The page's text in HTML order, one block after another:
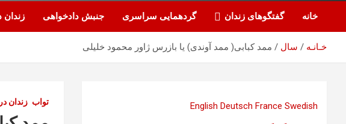
خانه گفتگوهای زندان گردهمایی سراسری جنبش دادخواهی زندان
خـانـه سال ممد کبابی( ممد آوندی) یا بازرس ژاور محمود خلیلی
تواب زندان English Deutsch France Swedish